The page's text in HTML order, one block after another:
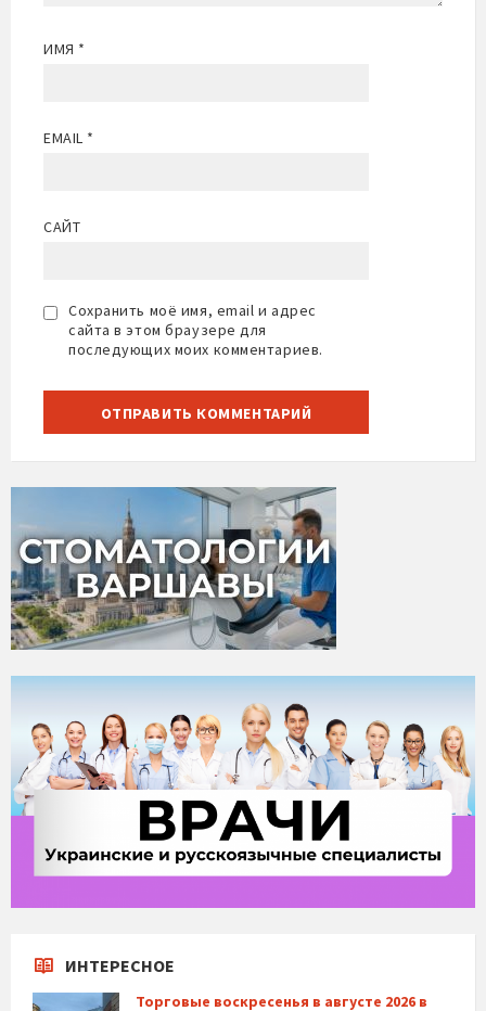
ИМЯ *
EMAIL *
САЙТ
Сохранить моё имя, email и адрес
сайта в этом браузере для
последующих моих комментариев.
ИНТЕРЕСНОЕ
Торговые воскресенья в августе 2026 в